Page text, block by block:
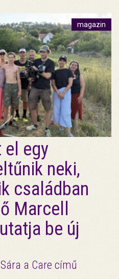
magazin
el egy
neki,
családban
Marcell
be új
a Care című